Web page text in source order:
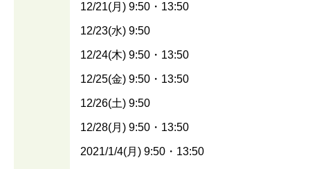
12/21(月) 9:50・13:50
12/23(水) 9:50
12/24(木) 9:50・13:50
12/25(金) 9:50・13:50
12/26(土) 9:50
12/28(月) 9:50・13:50
2021/1/4(月) 9:50・13:50